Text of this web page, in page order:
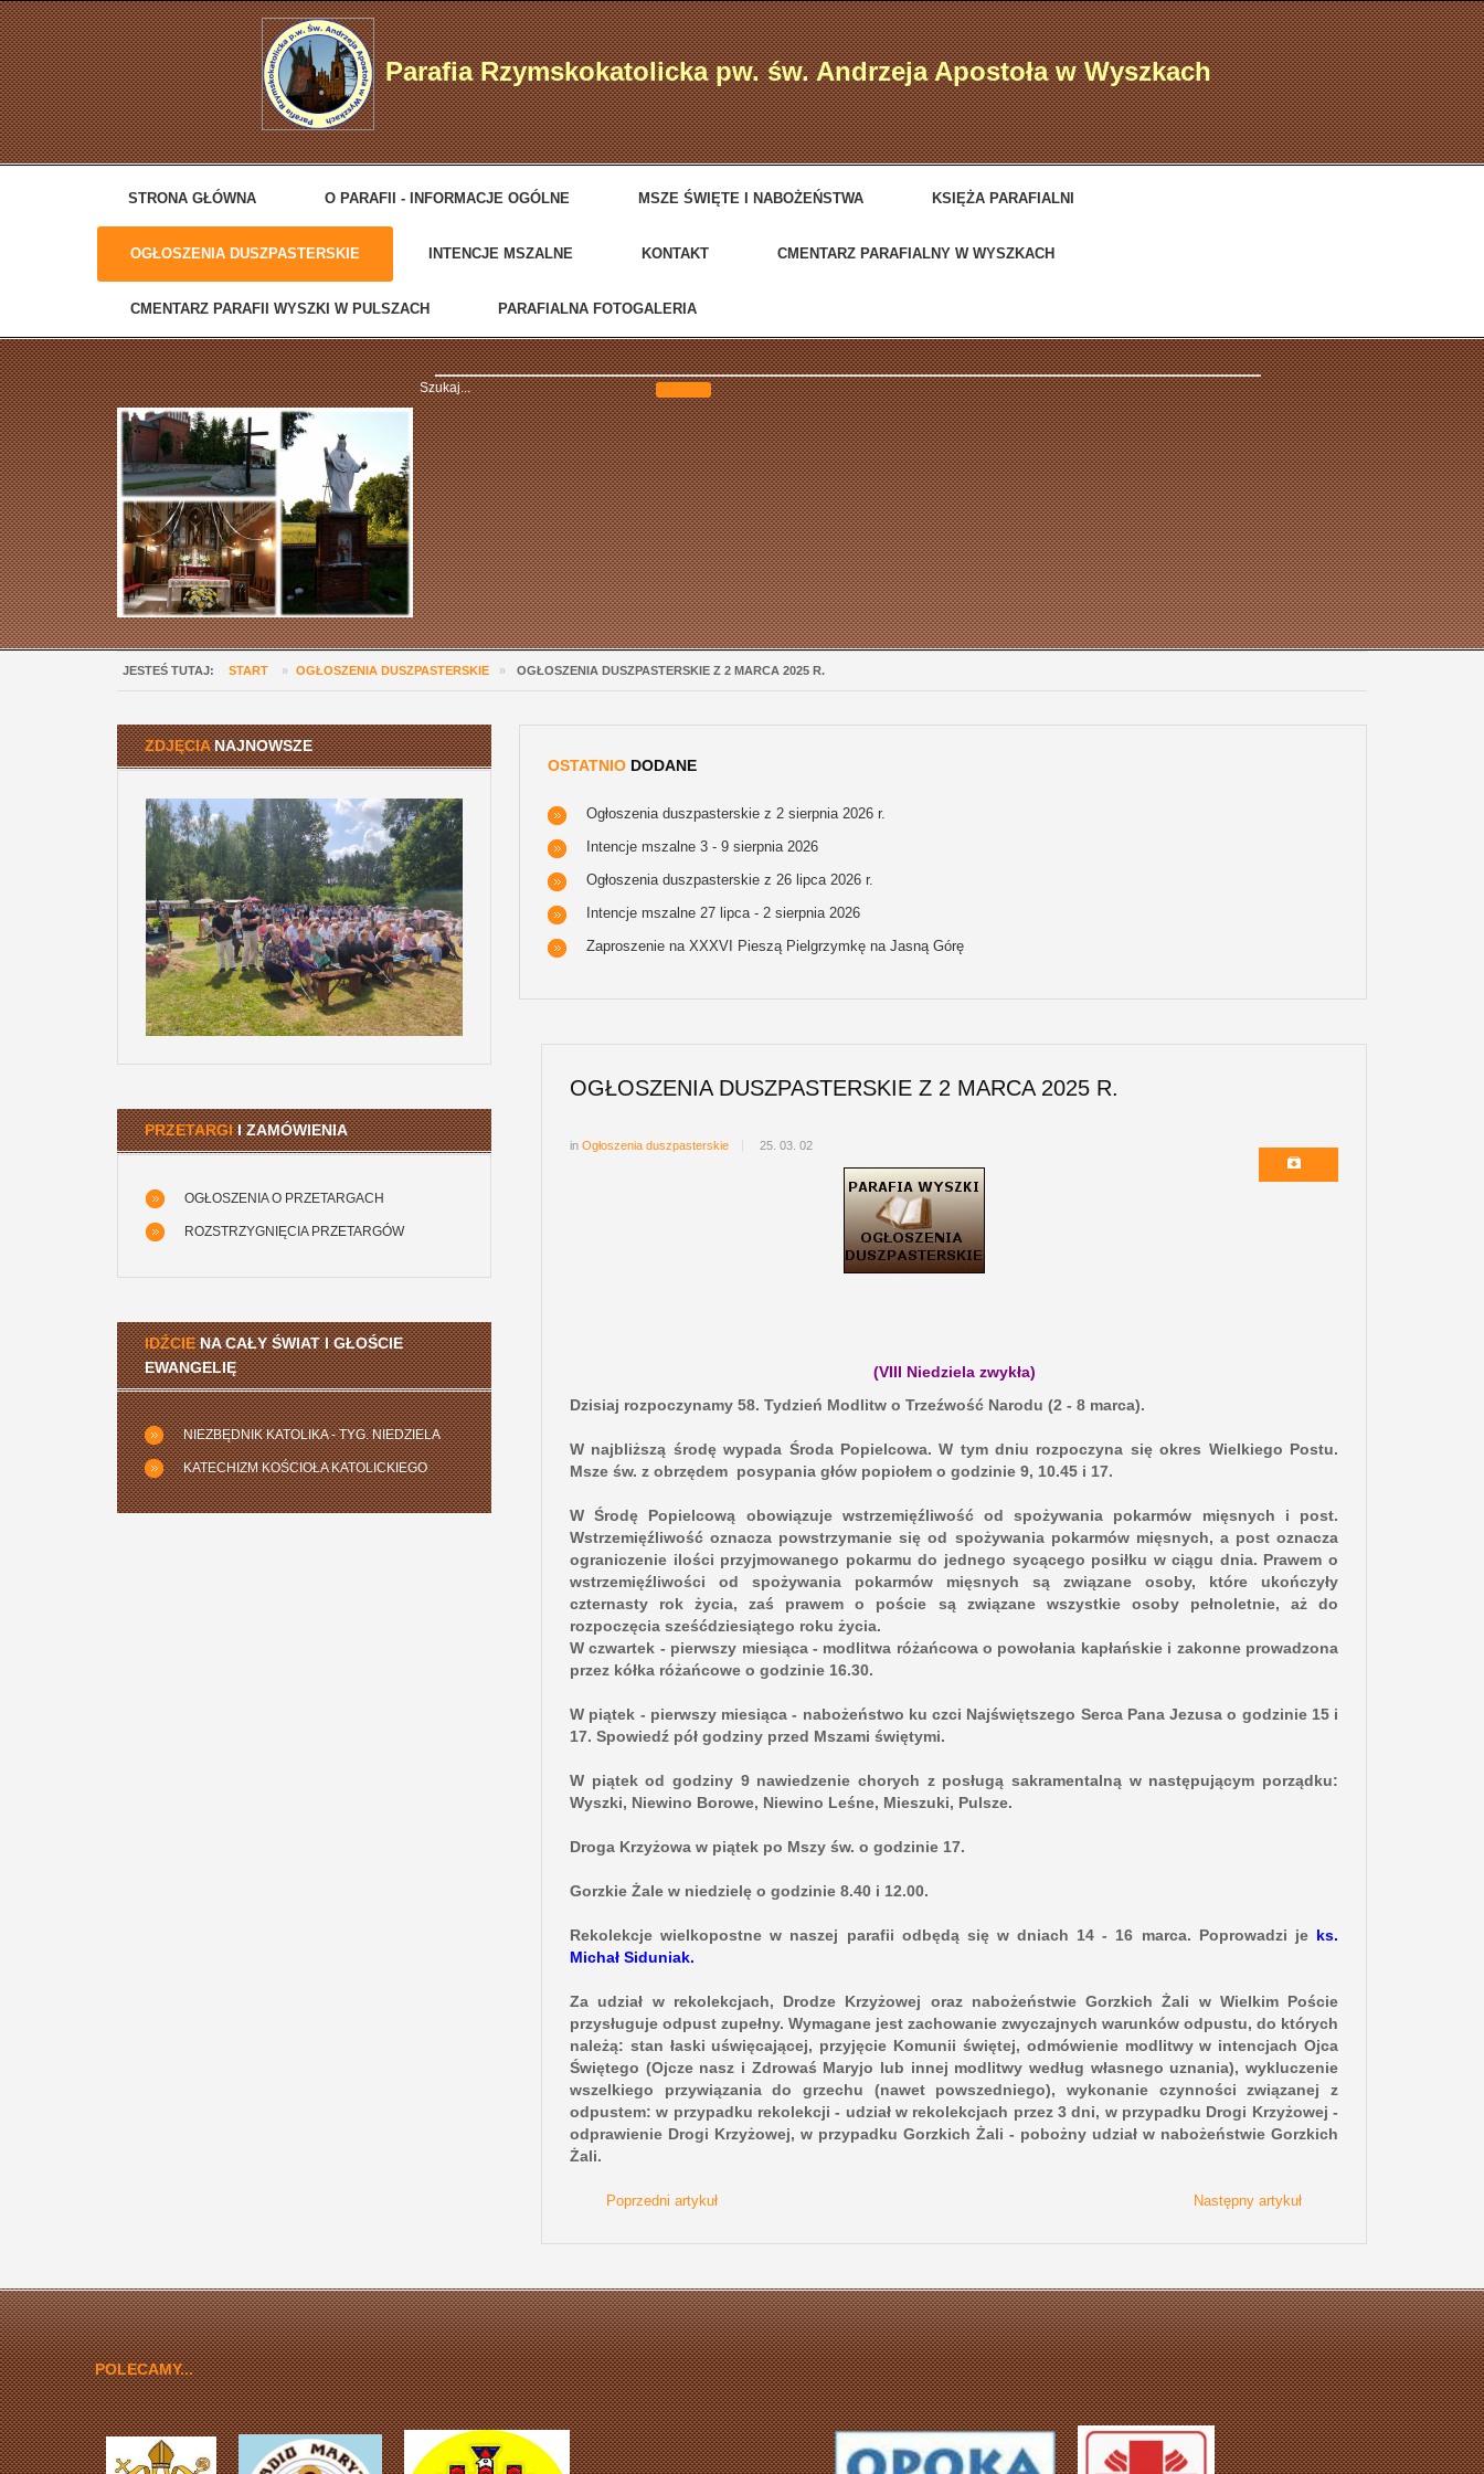
Parafia Rzymskokatolicka pw. św. Andrzeja Apostoła w Wyszkach
STRONA GŁÓWNA O PARAFII - INFORMACJE OGÓLNE MSZE ŚWIĘTE I NABOŻEŃSTWA KSIĘŻA PARAFIALNI
OGŁOSZENIA DUSZPASTERSKIE INTENCJE MSZALNE KONTAKT CMENTARZ PARAFIALNY W WYSZKACH
CMENTARZ PARAFII WYSZKI W PULSZACH PARAFIALNA FOTOGALERIA
JESTEŚ TUTAJ: START » OGŁOSZENIA DUSZPASTERSKIE » OGŁOSZENIA DUSZPASTERSKIE Z 2 MARCA 2025 R.
ZDJĘCIANAJNOWSZE
PRZETARGII ZAMÓWIENIA
OGŁOSZENIA O PRZETARGACH
ROZSTRZYGNIĘCIA PRZETARGÓW
IDŹCIENA CAŁY ŚWIAT I GŁOŚCIE
EWANGELIĘ
NIEZBĘDNIK KATOLIKA - TYG. NIEDZIELA
KATECHIZM KOŚCIOŁA KATOLICKIEGO
OSTATNIO DODANE
Ogłoszenia duszpasterskie z 2 sierpnia 2026 r.
Intencje mszalne 3 - 9 sierpnia 2026
Ogłoszenia duszpasterskie z 26 lipca 2026 r.
Intencje mszalne 27 lipca - 2 sierpnia 2026
Zaproszenie na XXXVI Pieszą Pielgrzymkę na Jasną Górę
OGŁOSZENIA DUSZPASTERSKIE Z 2 MARCA 2025 R.
in Ogłoszenia duszpasterskie 25. 03. 02
(VIII Niedziela zwykła)
Dzisiaj rozpoczynamy 58. Tydzień Modlitw o Trzeźwość Narodu (2 - 8 marca).
W najbliższą środę wypada Środa Popielcowa. W tym dniu rozpoczyna się okres Wielkiego Postu.
Msze św. z obrzędem posypania głów popiołem o godzinie 9, 10.45 i 17.
W Środę Popielcową obowiązuje wstrzemięźliwość od spożywania pokarmów mięsnych i post.
Wstrzemięźliwość oznacza powstrzymanie się od spożywania pokarmów mięsnych, a post oznacza
ograniczenie ilości przyjmowanego pokarmu do jednego sycącego posiłku w ciągu dnia. Prawem o
wstrzemięźliwości od spożywania pokarmów mięsnych są związane osoby, które ukończyły
czternasty rok życia, zaś prawem o poście są związane wszystkie osoby pełnoletnie, aż do
rozpoczęcia sześćdziesiątego roku życia.
W czwartek - pierwszy miesiąca - modlitwa różańcowa o powołania kapłańskie i zakonne prowadzona
przez kółka różańcowe o godzinie 16.30.
W piątek - pierwszy miesiąca - nabożeństwo ku czci Najświętszego Serca Pana Jezusa o godzinie 15 i
17. Spowiedź pół godziny przed Mszami świętymi.
W piątek od godziny 9 nawiedzenie chorych z posługą sakramentalną w następującym porządku:
Wyszki, Niewino Borowe, Niewino Leśne, Mieszuki, Pulsze.
Droga Krzyżowa w piątek po Mszy św. o godzinie 17.
Gorzkie Żale w niedzielę o godzinie 8.40 i 12.00.
Rekolekcje wielkopostne w naszej parafii odbędą się w dniach 14 - 16 marca. Poprowadzi je ks.
Michał Siduniak.
Za udział w rekolekcjach, Drodze Krzyżowej oraz nabożeństwie Gorzkich Żali w Wielkim Poście
przysługuje odpust zupełny. Wymagane jest zachowanie zwyczajnych warunków odpustu, do których
należą: stan łaski uświęcającej, przyjęcie Komunii świętej, odmówienie modlitwy w intencjach Ojca
Świętego (Ojcze nasz i Zdrowaś Maryjo lub innej modlitwy według własnego uznania), wykluczenie
wszelkiego przywiązania do grzechu (nawet powszedniego), wykonanie czynności związanej z
odpustem: w przypadku rekolekcji - udział w rekolekcjach przez 3 dni, w przypadku Drogi Krzyżowej -
odprawienie Drogi Krzyżowej, w przypadku Gorzkich Żali - pobożny udział w nabożeństwie Gorzkich
Żali.
Poprzedni artykuł Następny artykuł
POLECAMY...